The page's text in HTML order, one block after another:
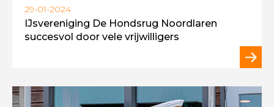
29-01-2024
IJsvereniging De Hondsrug Noordlaren
succesvol door vele vrijwilligers